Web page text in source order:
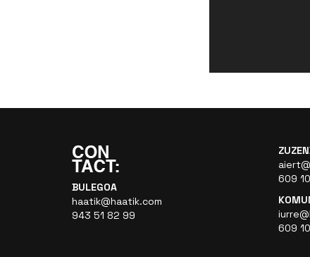
BULEGOA
haatik@haatik.com
943 51 82 99
609
609